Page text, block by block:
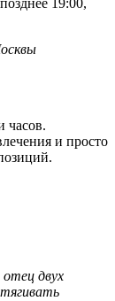
19:00,
часов.
и просто
двух